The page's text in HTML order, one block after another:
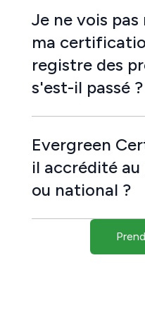
Je ne vois
ma
registre des
s'est-il passé ?
Evergreen
il accrédité
ou national ?